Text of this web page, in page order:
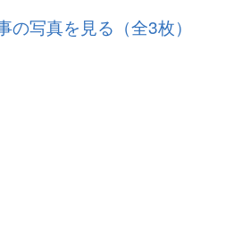
の写真を見る（全3枚）